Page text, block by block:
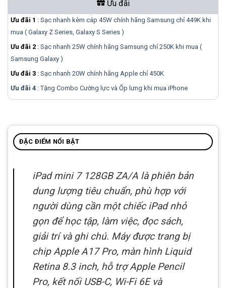
Ưu đãi
Ưu đãi 1 : Sạc nhanh kèm cáp 45W chính hãng Samsung chỉ 449K khi
mua ( Galaxy Z Series, Galaxy S Series )
Ưu đãi 2 : Sạc nhanh 25W chính hãng Samsung chỉ 250K khi mua (
Samsung Galaxy )
Ưu đãi 3 : Sạc nhanh 20W chính hãng Apple chỉ 450K
Ưu đãi 4 : Tặng Combo Cường lực và Ốp lưng khi mua iPhone
ĐẶC ĐIỂM NỔI BẬT
iPad mini 7 128GB ZA/A là phiên bản
dung lượng tiêu chuẩn, phù hợp với
người dùng cần một chiếc iPad nhỏ
gọn để học tập, làm việc, đọc sách,
giải trí và ghi chú. Máy được trang bị
chip Apple A17 Pro, màn hình Liquid
Retina 8.3 inch, hỗ trợ Apple Pencil
Pro, kết nối USB-C, Wi-Fi 6E và